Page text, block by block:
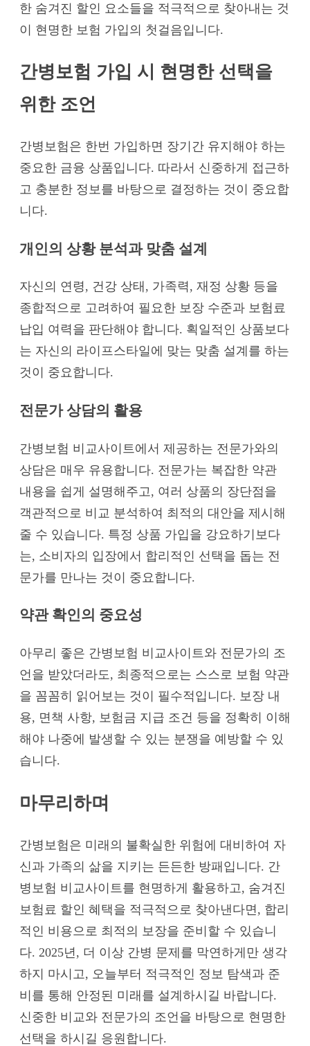
한 숨겨진 할인 요소들을 적극적으로 찾아내는 것
이 현명한 보험 가입의 첫걸음입니다.
간병보험 가입 시 현명한 선택을
위한 조언
간병보험은 한번 가입하면 장기간 유지해야 하는
중요한 금융 상품입니다. 따라서 신중하게 접근하
고 충분한 정보를 바탕으로 결정하는 것이 중요합
니다.
개인의 상황 분석과 맞춤 설계
자신의 연령, 건강 상태, 가족력, 재정 상황 등을
종합적으로 고려하여 필요한 보장 수준과 보험료
납입 여력을 판단해야 합니다. 획일적인 상품보다
는 자신의 라이프스타일에 맞는 맞춤 설계를 하는
것이 중요합니다.
전문가 상담의 활용
간병보험 비교사이트에서 제공하는 전문가와의
상담은 매우 유용합니다. 전문가는 복잡한 약관
내용을 쉽게 설명해주고, 여러 상품의 장단점을
객관적으로 비교 분석하여 최적의 대안을 제시해
줄 수 있습니다. 특정 상품 가입을 강요하기보다
는, 소비자의 입장에서 합리적인 선택을 돕는 전
문가를 만나는 것이 중요합니다.
약관 확인의 중요성
아무리 좋은 간병보험 비교사이트와 전문가의 조
언을 받았더라도, 최종적으로는 스스로 보험 약관
을 꼼꼼히 읽어보는 것이 필수적입니다. 보장 내
용, 면책 사항, 보험금 지급 조건 등을 정확히 이해
해야 나중에 발생할 수 있는 분쟁을 예방할 수 있
습니다.
마무리하며
간병보험은 미래의 불확실한 위험에 대비하여 자
신과 가족의 삶을 지키는 든든한 방패입니다. 간
병보험 비교사이트를 현명하게 활용하고, 숨겨진
보험료 할인 혜택을 적극적으로 찾아낸다면, 합리
적인 비용으로 최적의 보장을 준비할 수 있습니
다. 2025년, 더 이상 간병 문제를 막연하게만 생각
하지 마시고, 오늘부터 적극적인 정보 탐색과 준
비를 통해 안정된 미래를 설계하시길 바랍니다.
신중한 비교와 전문가의 조언을 바탕으로 현명한
선택을 하시길 응원합니다.